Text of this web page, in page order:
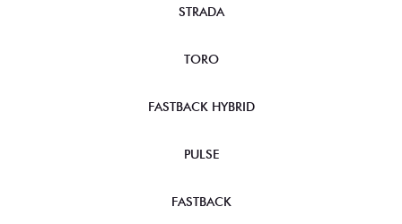
STRADA
TORO
FASTBACK HYBRID
PULSE
FASTBACK